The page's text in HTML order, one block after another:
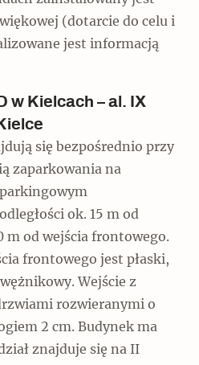
(dotarcie do celu i
jest informacją
w Kielcach – al. IX
się bezpośrednio przy
zaparkowania na
ok. 15 m od
m od wejścia frontowego.
frontowego jest płaski,
Wejście z
rozwieranymi o
2 cm. Budynek ma
znajduje się na II